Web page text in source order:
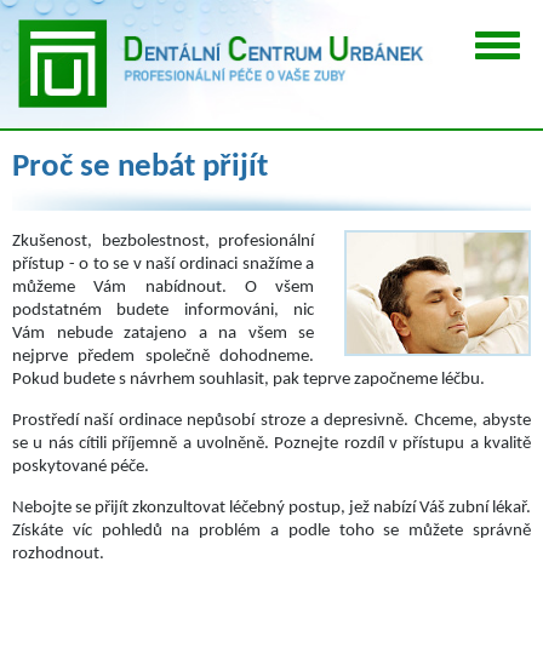
Proč se nebát přijít
Zkušenost, bezbolestnost, profesionální
přístup - o to se v naší ordinaci snažíme a
můžeme Vám nabídnout. O všem
podstatném budete informováni, nic
Vám nebude zatajeno a na všem se
nejprve předem společně dohodneme.
Pokud budete s návrhem souhlasit, pak teprve započneme léčbu.
Prostředí naší ordinace nepůsobí stroze a depresivně. Chceme, abyste
se u nás cítili příjemně a uvolněně. Poznejte rozdíl v přístupu a kvalitě
poskytované péče.
Nebojte se přijít zkonzultovat léčebný postup, jež nabízí Váš zubní lékař.
Získáte víc pohledů na problém a podle toho se můžete správně
rozhodnout.